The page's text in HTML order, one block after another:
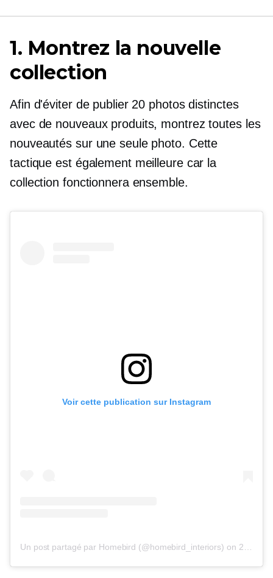
1. Montrez la nouvelle
collection
Afin d'éviter de publier 20 photos distinctes
avec de nouveaux produits, montrez toutes les
nouveautés sur une seule photo. Cette
tactique est également meilleure car la
collection fonctionnera ensemble.
Voir cette publication sur Instagram
Un post partagé par Homebird (@homebird_interiors) on 20 avril 2017 à 2h00 PDT